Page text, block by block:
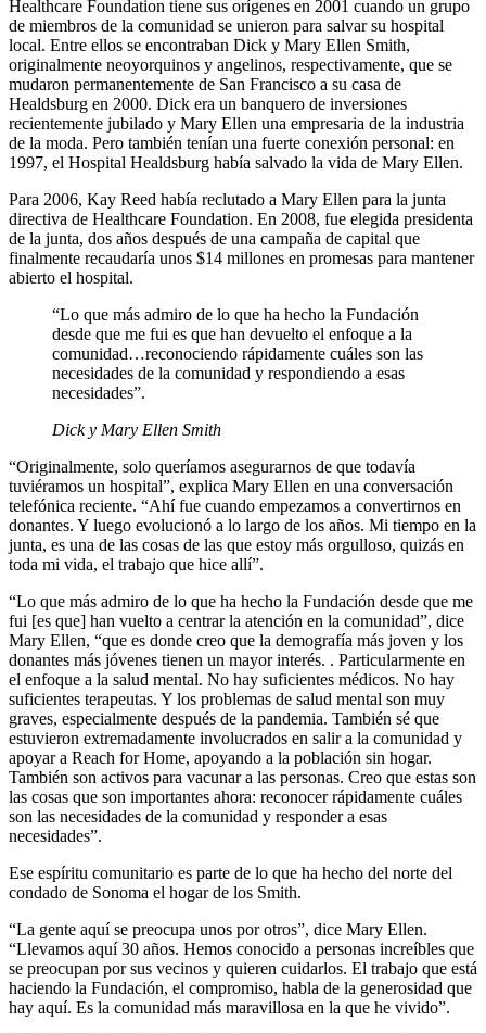
Healthcare Foundation tiene sus orígenes en 2001 cuando un grupo
de miembros de la comunidad se unieron para salvar su hospital
local. Entre ellos se encontraban Dick y Mary Ellen Smith,
originalmente neoyorquinos y angelinos, respectivamente, que se
mudaron permanentemente de San Francisco a su casa de
Healdsburg en 2000. Dick era un banquero de inversiones
recientemente jubilado y Mary Ellen una empresaria de la industria
de la moda. Pero también tenían una fuerte conexión personal: en
1997, el Hospital Healdsburg había salvado la vida de Mary Ellen.
Para 2006, Kay Reed había reclutado a Mary Ellen para la junta
directiva de Healthcare Foundation. En 2008, fue elegida presidenta
de la junta, dos años después de una campaña de capital que
finalmente recaudaría unos $14 millones en promesas para mantener
abierto el hospital.
“Lo que más admiro de lo que ha hecho la Fundación
desde que me fui es que han devuelto el enfoque a la
comunidad…reconociendo rápidamente cuáles son las
necesidades de la comunidad y respondiendo a esas
necesidades”.
Dick y Mary Ellen Smith
“Originalmente, solo queríamos asegurarnos de que todavía
tuviéramos un hospital”, explica Mary Ellen en una conversación
telefónica reciente. “Ahí fue cuando empezamos a convertirnos en
donantes. Y luego evolucionó a lo largo de los años. Mi tiempo en la
junta, es una de las cosas de las que estoy más orgulloso, quizás en
toda mi vida, el trabajo que hice allí”.
“Lo que más admiro de lo que ha hecho la Fundación desde que me
fui [es que] han vuelto a centrar la atención en la comunidad”, dice
Mary Ellen, “que es donde creo que la demografía más joven y los
donantes más jóvenes tienen un mayor interés. . Particularmente en
el enfoque a la salud mental. No hay suficientes médicos. No hay
suficientes terapeutas. Y los problemas de salud mental son muy
graves, especialmente después de la pandemia. También sé que
estuvieron extremadamente involucrados en salir a la comunidad y
apoyar a Reach for Home, apoyando a la población sin hogar.
También son activos para vacunar a las personas. Creo que estas son
las cosas que son importantes ahora: reconocer rápidamente cuáles
son las necesidades de la comunidad y responder a esas
necesidades”.
Ese espíritu comunitario es parte de lo que ha hecho del norte del
condado de Sonoma el hogar de los Smith.
“La gente aquí se preocupa unos por otros”, dice Mary Ellen.
“Llevamos aquí 30 años. Hemos conocido a personas increíbles que
se preocupan por sus vecinos y quieren cuidarlos. El trabajo que está
haciendo la Fundación, el compromiso, habla de la generosidad que
hay aquí. Es la comunidad más maravillosa en la que he vivido”.